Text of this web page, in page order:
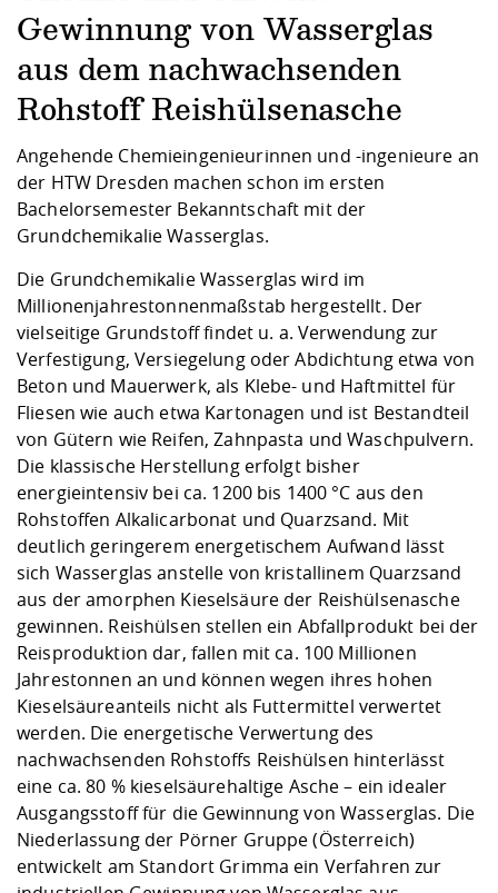
Vorbereitung
Checkliste zum
Studien- und
und Physik
Fremdsprachen
Jobs, Praktika,
Studieren in
Lebenslagen
Studentenwerk
Arbeit
Career Service
Lehren,
Weiterbilden im
Formulare und
Formulare und
FIS -
Prototyping und
Gründung und
Kooperationen
Kontakt &
Klimaschutz &
Gremien und
Informatik/
Landbau/
Maschinenbau
Angebote für Unternehmen
Kontakt und Anfahrt
Qualitätssicherung
Gewinnung von Wasserglas
aus dem nachwachsenden
Rohstoff Reishülsenasche
Angehende Chemieingenieurinnen und -ingenieure an
der HTW Dresden machen schon im ersten
Bachelorsemester Bekanntschaft mit der
Grundchemikalie Wasserglas.
Die Grundchemikalie Wasserglas wird im
Millionenjahrestonnenmaßstab hergestellt. Der
vielseitige Grundstoff findet u. a. Verwendung zur
Verfestigung, Versiegelung oder Abdichtung etwa von
Beton und Mauerwerk, als Klebe- und Haftmittel für
Fliesen wie auch etwa Kartonagen und ist Bestandteil
von Gütern wie Reifen, Zahnpasta und Waschpulvern.
Die klassische Herstellung erfolgt bisher
energieintensiv bei ca. 1200 bis 1400 °C aus den
Rohstoffen Alkalicarbonat und Quarzsand. Mit
deutlich geringerem energetischem Aufwand lässt
sich Wasserglas anstelle von kristallinem Quarzsand
aus der amorphen Kieselsäure der Reishülsenasche
gewinnen. Reishülsen stellen ein Abfallprodukt bei der
Reisproduktion dar, fallen mit ca. 100 Millionen
Jahrestonnen an und können wegen ihres hohen
Kieselsäureanteils nicht als Futtermittel verwertet
werden. Die energetische Verwertung des
nachwachsenden Rohstoffs Reishülsen hinterlässt
eine ca. 80 % kieselsäurehaltige Asche – ein idealer
Ausgangsstoff für die Gewinnung von Wasserglas. Die
Niederlassung der Pörner Gruppe (Österreich)
entwickelt am Standort Grimma ein Verfahren zur